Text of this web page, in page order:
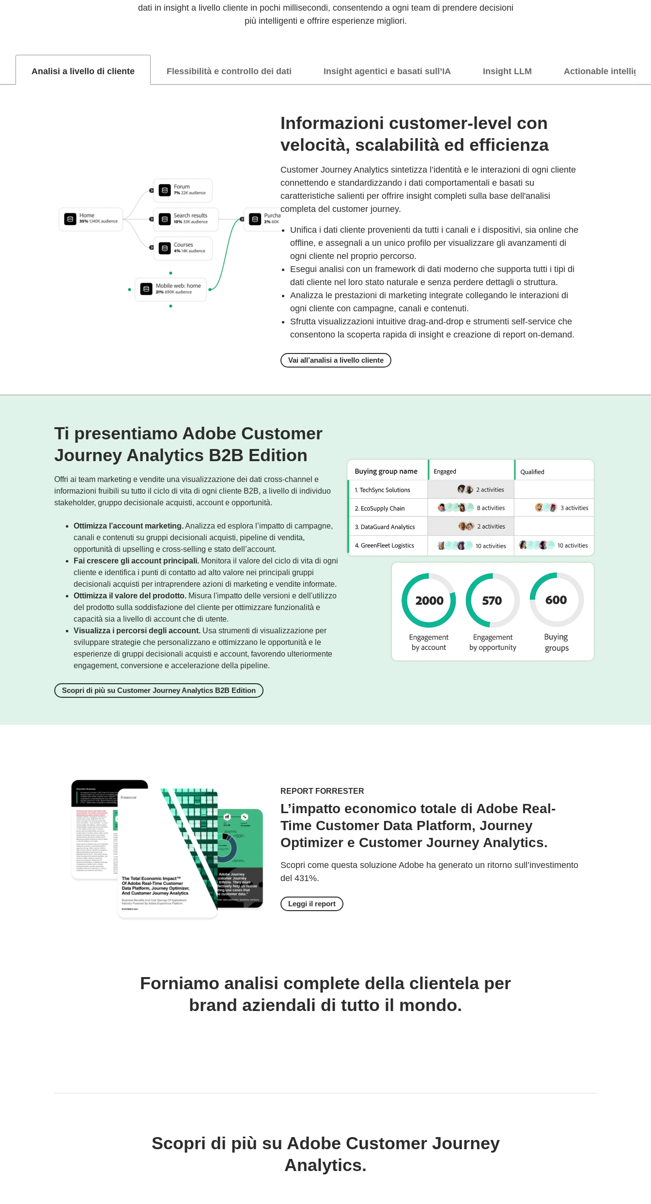
dati in insight a livello cliente in pochi millisecondi, consentendo a ogni team di prendere decisioni
più intelligenti e offrire esperienze migliori.
Analisi a livello di cliente Flessibilità e controllo dei dati Insight agentici e basati sull’IA Insight LLM Actionable
Informazioni customer-level con
velocità, scalabilità ed efficienza
Customer Journey Analytics sintetizza l’identità e le interazioni di ogni cliente
connettendo e standardizzando i dati comportamentali e basati su
caratteristiche salienti per offrire insight completi sulla base dell'analisi
completa del customer journey.
Unifica i dati cliente provenienti da tutti i canali e i dispositivi, sia online che
offline, e assegnali a un unico profilo per visualizzare gli avanzamenti di
ogni cliente nel proprio percorso.
Esegui analisi con un framework di dati moderno che supporta tutti i tipi di
dati cliente nel loro stato naturale e senza perdere dettagli o struttura.
Analizza le prestazioni di marketing integrate collegando le interazioni di
ogni cliente con campagne, canali e contenuti.
Sfrutta visualizzazioni intuitive drag-and-drop e strumenti self-service che
consentono la scoperta rapida di insight e creazione di report on-demand.
Vai all’analisi a livello cliente
Ti presentiamo Adobe Customer
Journey Analytics B2B Edition
Offri ai team marketing e vendite una visualizzazione dei dati cross-channel e
informazioni fruibili su tutto il ciclo di vita di ogni cliente B2B, a livello di individuo
stakeholder, gruppo decisionale acquisti, account e opportunità.
Ottimizza l’account marketing.Analizza ed esplora l’impatto di campagne,
canali e contenuti su gruppi decisionali acquisti, pipeline di vendita,
opportunità di upselling e cross-selling e stato dell’account.
Fai crescere gli account principali.Monitora il valore del ciclo di vita di ogni
cliente e identifica i punti di contatto ad alto valore nei principali gruppi
decisionali acquisti per intraprendere azioni di marketing e vendite informate.
Ottimizza il valore del prodotto.Misura l'impatto delle versioni e dell'utilizzo
del prodotto sulla soddisfazione del cliente per ottimizzare funzionalità e
capacità sia a livello di account che di utente.
Visualizza i percorsi degli account.Usa strumenti di visualizzazione per
sviluppare strategie che personalizzano e ottimizzano le opportunità e le
esperienze di gruppi decisionali acquisti e account, favorendo ulteriormente
engagement, conversione e accelerazione della pipeline.
Scopri di più su Customer Journey Analytics B2B Edition
REPORT FORRESTER
L’impatto economico totale di Adobe Real-
Time Customer Data Platform, Journey
Optimizer e Customer Journey Analytics.
Scopri come questa soluzione Adobe ha generato un ritorno sull’investimento
del 431%.
Leggi il report
Forniamo analisi complete della clientela per
brand aziendali di tutto il mondo.
Scopri di più su Adobe Customer Journey
Analytics.